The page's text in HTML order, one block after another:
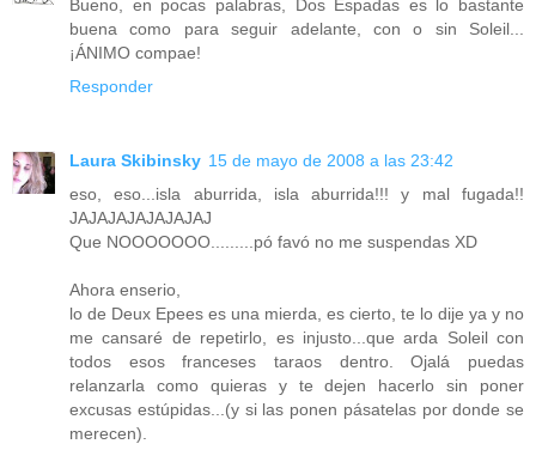
Bueno, en pocas palabras, Dos Espadas es lo bastante
buena como para seguir adelante, con o sin Soleil...
¡ÁNIMO compae!
Responder
Laura Skibinsky 15 de mayo de 2008 a las 23:42
eso, eso...isla aburrida, isla aburrida!!! y mal fugada!!
JAJAJAJAJAJAJAJ
Que NOOOOOOO.........pó favó no me suspendas XD
Ahora enserio,
lo de Deux Epees es una mierda, es cierto, te lo dije ya y no
me cansaré de repetirlo, es injusto...que arda Soleil con
todos esos franceses taraos dentro. Ojalá puedas
relanzarla como quieras y te dejen hacerlo sin poner
excusas estúpidas...(y si las ponen pásatelas por donde se
merecen).